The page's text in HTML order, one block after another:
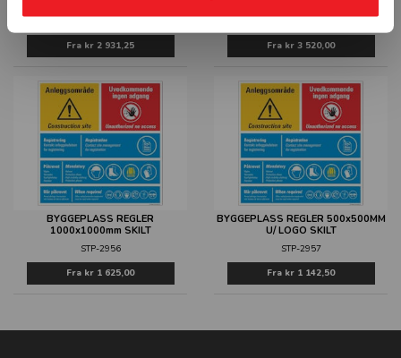
Fra kr 2 931,25
Fra kr 3 520,00
BYGGEPLASS REGLER
1000x1000mm SKILT
STP-2956
Fra kr 1 625,00
BYGGEPLASS REGLER 500x500MM
U/ LOGO SKILT
STP-2957
Fra kr 1 142,50